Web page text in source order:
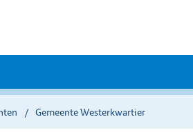
Gemeente Westerkwartier